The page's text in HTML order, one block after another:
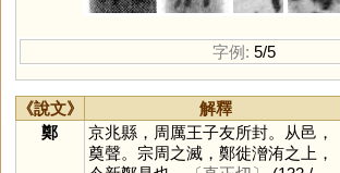
字例: 5/5
《說文》 解釋
鄭
京兆縣，周厲王子友所封。从邑，
奠聲。宗周之滅，鄭徙潧洧之上，